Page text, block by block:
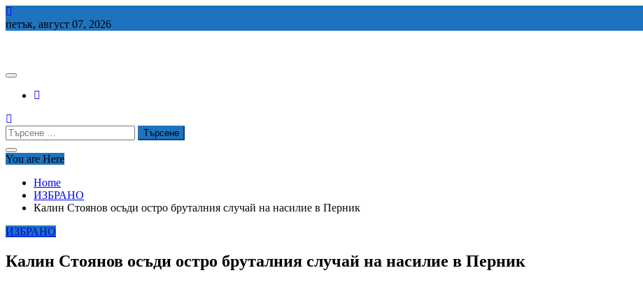
Skip
to
петък, август 07, 2026
Търсене
за:
You are Here
Home
ИЗБРАНО
Калин Стоянов осъди остро бруталния случай на насилие в Перник
ИЗБРАНО
Калин Стоянов осъди остро бруталния случай на насилие в Перник